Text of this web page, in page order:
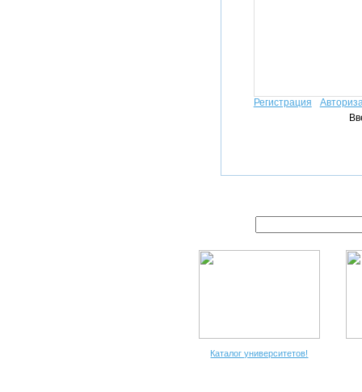
Регистрация
Каталог университетов!